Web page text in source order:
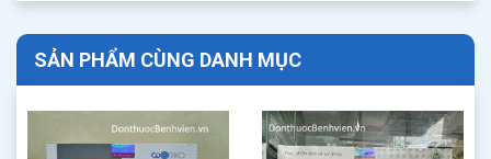
SẢN PHẨM CÙNG DANH MỤC